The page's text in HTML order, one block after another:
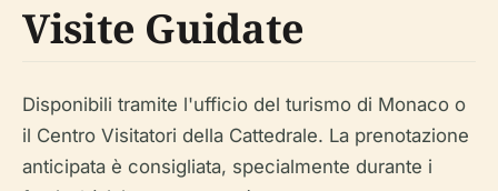
Visite Guidate
Disponibili tramite l'ufficio del turismo di Monaco o
il Centro Visitatori della Cattedrale. La prenotazione
anticipata è consigliata, specialmente durante i